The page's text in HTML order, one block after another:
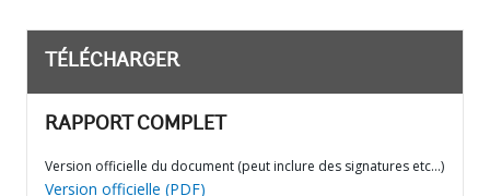
TÉLÉCHARGER
RAPPORT COMPLET
Version officielle du document (peut inclure des signatures etc…)
Version officielle (PDF)